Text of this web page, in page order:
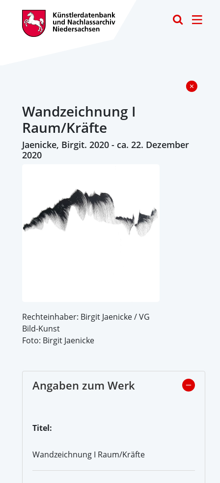
Wandzeichnung I
Raum/Kräfte
Jaenicke, Birgit. 2020 - ca. 22. Dezember
2020
Rechteinhaber: Birgit Jaenicke / VG
Bild-Kunst
Foto: Birgit Jaenicke
Angaben zum Werk
Titel:
Wandzeichnung I Raum/Kräfte